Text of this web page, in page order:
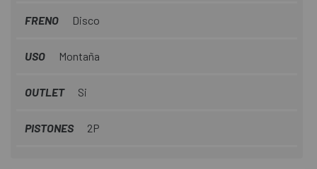
FRENO Disco
USO Montaña
OUTLET Si
PISTONES 2P